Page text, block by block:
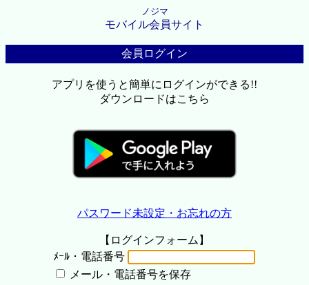
ノジマ
モバイル会員サイト
会員ログイン
アプリを使うと簡単にログインができる!!
ダウンロードはこちら
パスワード未設定・お忘れの方
【ログインフォーム】
ﾒｰﾙ・電話番号
メール・電話番号を保存